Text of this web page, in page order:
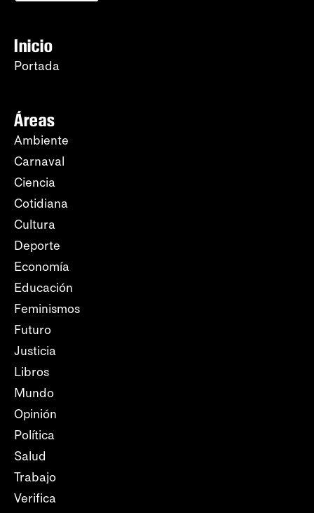
Inicio
Portada
Áreas
Ambiente
Carnaval
Ciencia
Cotidiana
Cultura
Deporte
Economía
Educación
Feminismos
Futuro
Justicia
Libros
Mundo
Opinión
Política
Salud
Trabajo
Verifica